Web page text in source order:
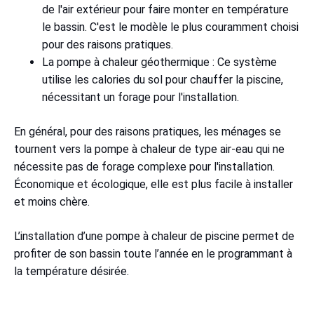
de l'air extérieur pour faire monter en température
le bassin. C'est le modèle le plus couramment choisi
pour des raisons pratiques.
La pompe à chaleur géothermique : Ce système
utilise les calories du sol pour chauffer la piscine,
nécessitant un forage pour l'installation.
En général, pour des raisons pratiques, les ménages se
tournent vers la pompe à chaleur de type air-eau qui ne
nécessite pas de forage complexe pour l'installation.
Économique et écologique, elle est plus facile à installer
et moins chère.
L’installation d’une pompe à chaleur de piscine permet de
profiter de son bassin toute l’année en le programmant à
la température désirée.